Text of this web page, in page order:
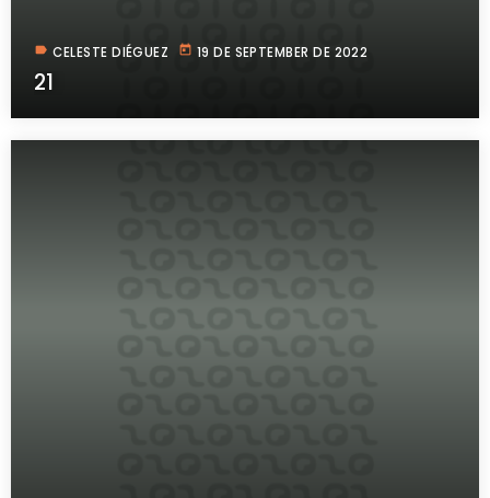
label CELESTE DIÉGUEZ today 19 DE SEPTEMBER DE 2022
21